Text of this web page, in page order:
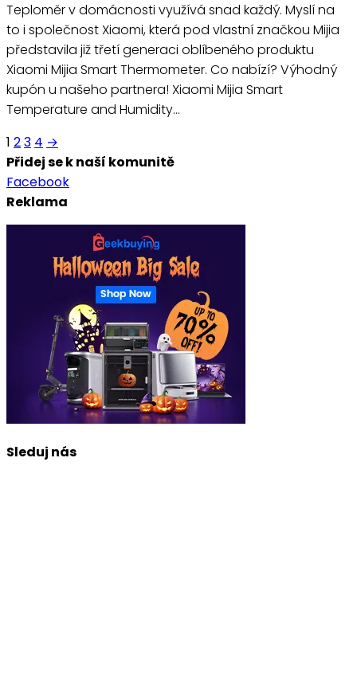
Teploměr v domácnosti využívá snad každý. Myslí na
to i společnost Xiaomi, která pod vlastní značkou Mijia
představila již třetí generaci oblíbeného produktu
Xiaomi Mijia Smart Thermometer. Co nabízí? Výhodný
kupón u našeho partnera! Xiaomi Mijia Smart
Temperature and Humidity…
Stránkování
příspěvků
1 23 4 →
Přidej se k naší komunitě
Facebook
Reklama
Sleduj nás